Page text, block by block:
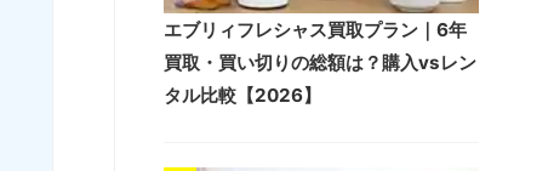
エブリィフレシャス買取プラン｜6年
買取・買い切りの総額は？購入vsレン
タル比較【2026】